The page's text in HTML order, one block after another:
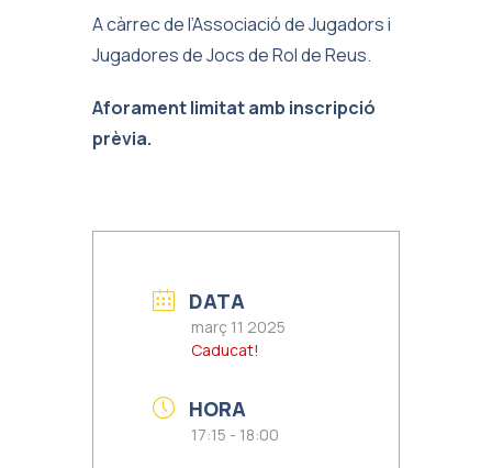
A càrrec de l’Associació de Jugadors i
Jugadores de Jocs de Rol de Reus.
Aforament limitat amb inscripció
prèvia.
DATA
març 11 2025
Caducat!
HORA
17:15 - 18:00